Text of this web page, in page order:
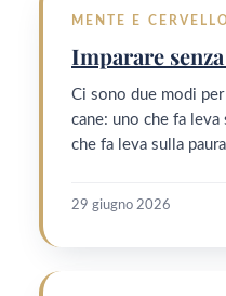
MENTE E
Imparare
Ci sono due modi
cane: uno che fa
che fa leva sulla
29 giugno 2026